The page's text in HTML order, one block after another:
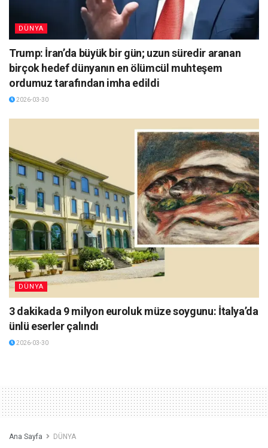
DÜNYA
Trump: İran’da büyük bir gün; uzun süredir aranan
birçok hedef dünyanın en ölümcül muhteşem
ordumuz tarafından imha edildi
2026-03-30
DÜNYA
3 dakikada 9 milyon euroluk müze soygunu: İtalya’da
ünlü eserler çalındı
2026-03-30
Ana Sayfa DÜNYA